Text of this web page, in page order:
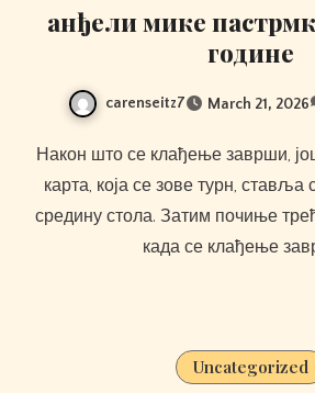
анђели мике
године
carenseitz7 March 21, 2026
Након што се клађење заврши, још једна заједничка
карта, која се зове турн,
средину стола. Затим почиње
када се клађење
Uncategorized